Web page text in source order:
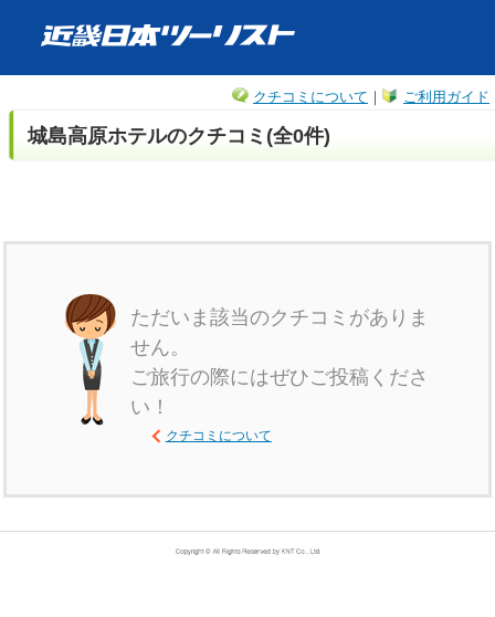
ご利用ガイド
クチコミについて ｜
城島高原ホテルのクチコミ(全0件)
ただいま該当のクチコミがありま
せん。
ご旅行の際にはぜひご投稿くださ
い！
クチコミについて